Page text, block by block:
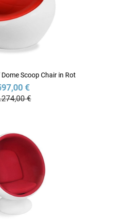
Scoop Chair in Rot
€
€